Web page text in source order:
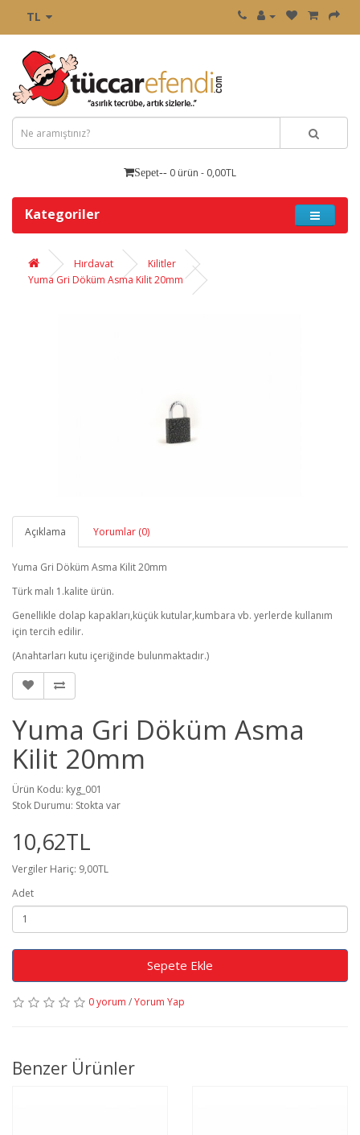
TL
Sepet-- 0 ürün - 0,00TL
Kategoriler
Hırdavat
Kilitler
Yuma Gri Döküm Asma Kilit 20mm
Açıklama Yorumlar (0)
Yuma Gri Döküm Asma Kilit 20mm
Türk malı 1.kalite ürün.
Genellikle dolap kapakları,küçük kutular,kumbara vb. yerlerde kullanım
için tercih edilir.
(Anahtarları kutu içeriğinde bulunmaktadır.)
Yuma Gri Döküm Asma
Kilit 20mm
Ürün Kodu: kyg_001
Stok Durumu: Stokta var
10,62TL
Vergiler Hariç: 9,00TL
Adet
Sepete Ekle
0 yorum /Yorum Yap
Benzer Ürünler